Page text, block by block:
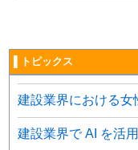
▌トピックス
建設業界における女
建設業界で AI を活